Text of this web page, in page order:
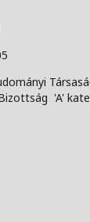
'A'